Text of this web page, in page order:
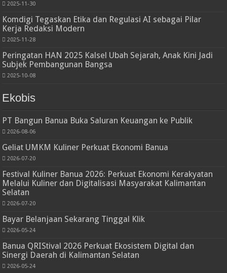
2025-11-30
Komdigi Tegaskan Etika dan Regulasi AI sebagai Pilar
Kerja Redaksi Modern
2025-11-28
Peringatan HAN 2025 Kalsel Ubah Sejarah, Anak Kini Jadi
Subjek Pembangunan Bangsa
2025-10-08
Ekobis
PT Bangun Banua Buka Saluran Keuangan ke Publik
2026-08-06
Geliat UMKM Kuliner Perkuat Ekonomi Banua
2026-07-20
Festival Kuliner Banua 2026: Perkuat Ekonomi Kerakyatan
Melalui Kuliner dan Digitalisasi Masyarakat Kalimantan
Selatan
2026-07-20
Bayar Belanjaan Sekarang Tinggal Klik
2026-05-24
Banua QRIStival 2026 Perkuat Ekosistem Digital dan
Sinergi Daerah di Kalimantan Selatan
2026-05-24